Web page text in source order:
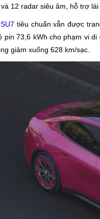
12 radar siêu âm, hỗ trợ
tiêu chuẩn vẫn được
pin 73,6 kWh cho phạm vi
giảm xuống 628 km/sạc.